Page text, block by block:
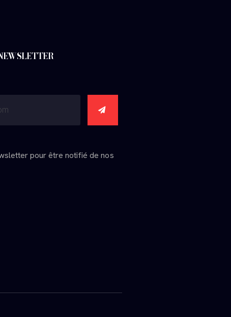
pour être notifié de nos